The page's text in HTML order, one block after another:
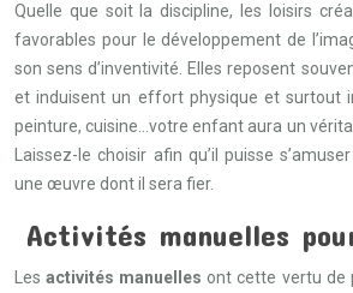
Quelle que soit la discipline, les loisirs
favorables pour le développement de
son sens d’inventivité. Elles reposent
et induisent un effort physique et surtout
peinture, cuisine…votre enfant aura un
Laissez-le choisir afin qu’il puisse
une œuvre dont il sera fier.
Activités manuelles
Lesactivités manuelles ont cette vertu de